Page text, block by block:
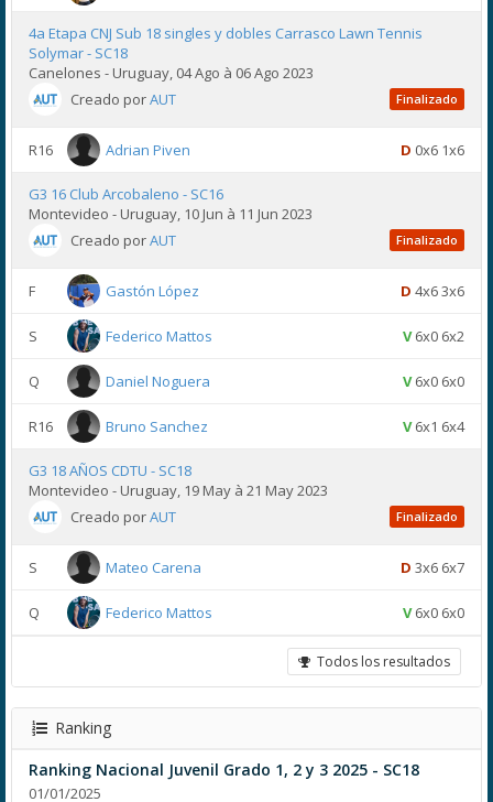
4a Etapa CNJ Sub 18 singles y dobles Carrasco Lawn Tennis
Solymar - SC18
Canelones - Uruguay, 04 Ago à 06 Ago 2023
Creado porAUT Finalizado
R16 Adrian Piven D 0x6 1x6
G3 16 Club Arcobaleno - SC16
Montevideo - Uruguay, 10 Jun à 11 Jun 2023
Creado porAUT Finalizado
F Gastón López D 4x6 3x6
S Federico Mattos V6x0 6x2
Q Daniel Noguera V6x0 6x0
R16 Bruno Sanchez V6x1 6x4
G3 18 AÑOS CDTU - SC18
Montevideo - Uruguay, 19 May à 21 May 2023
Creado porAUT Finalizado
S Mateo Carena D 3x6 6x7
Q Federico Mattos V6x0 6x0
Todos los resultados
Ranking
Ranking Nacional Juvenil Grado 1, 2 y 3 2025 - SC18
01/01/2025